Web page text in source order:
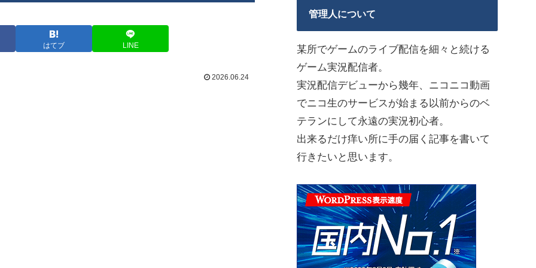
はてブ LINE
2026.06.24
管理人について
某所でゲームのライブ配信を細々と続ける
ゲーム実況配信者。
実況配信デビューから幾年、ニコニコ動画
でニコ生のサービスが始まる以前からのベ
テランにして永遠の実況初心者。
出来るだけ痒い所に手の届く記事を書いて
行きたいと思います。